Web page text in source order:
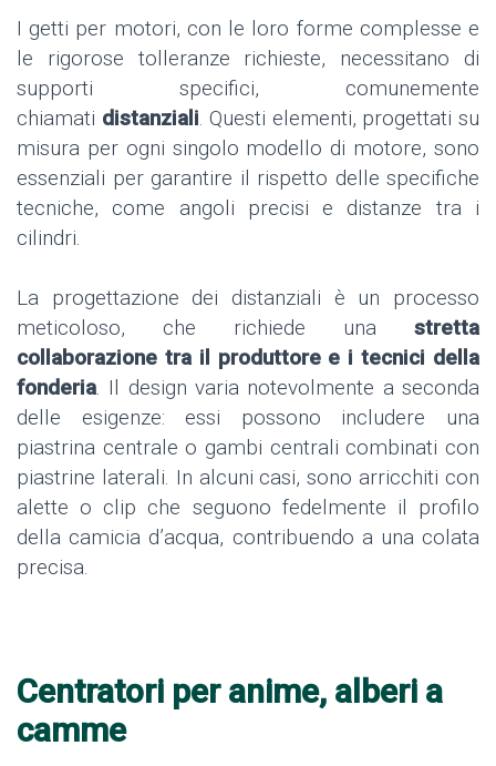
I getti per motori, con le loro forme complesse e
le rigorose tolleranze richieste, necessitano di
supporti specifici, comunemente
chiamati distanziali. Questi elementi, progettati su
misura per ogni singolo modello di motore, sono
essenziali per garantire il rispetto delle specifiche
tecniche, come angoli precisi e distanze tra i
cilindri.
La progettazione dei distanziali è un processo
meticoloso, che richiede una stretta
collaborazione tra il produttore e i tecnici della
fonderia. Il design varia notevolmente a seconda
delle esigenze: essi possono includere una
piastrina centrale o gambi centrali combinati con
piastrine laterali. In alcuni casi, sono arricchiti con
alette o clip che seguono fedelmente il profilo
della camicia d’acqua, contribuendo a una colata
precisa.
Centratori per anime, alberi a
camme